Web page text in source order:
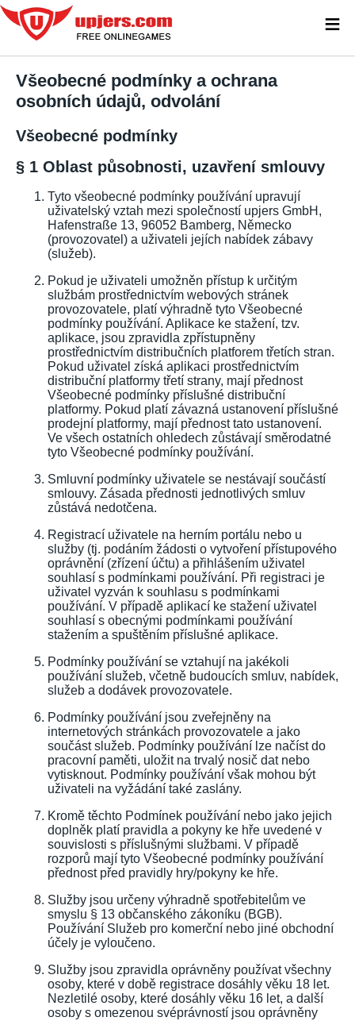
Všeobecné podmínky a ochrana
osobních údajů, odvolání
Všeobecné podmínky
§ 1 Oblast působnosti, uzavření smlouvy
Tyto všeobecné podmínky používání upravují
uživatelský vztah mezi společností upjers GmbH,
Hafenstraße 13, 96052 Bamberg, Německo
(provozovatel) a uživateli jejích nabídek zábavy
(služeb).
Pokud je uživateli umožněn přístup k určitým
službám prostřednictvím webových stránek
provozovatele, platí výhradně tyto Všeobecné
podmínky používání. Aplikace ke stažení, tzv.
aplikace, jsou zpravidla zpřístupněny
prostřednictvím distribučních platforem třetích stran.
Pokud uživatel získá aplikaci prostřednictvím
distribuční platformy třetí strany, mají přednost
Všeobecné podmínky příslušné distribuční
platformy. Pokud platí závazná ustanovení příslušné
prodejní platformy, mají přednost tato ustanovení.
Ve všech ostatních ohledech zůstávají směrodatné
tyto Všeobecné podmínky používání.
Smluvní podmínky uživatele se nestávají součástí
smlouvy. Zásada přednosti jednotlivých smluv
zůstává nedotčena.
Registrací uživatele na herním portálu nebo u
služby (tj. podáním žádosti o vytvoření přístupového
oprávnění (zřízení účtu) a přihlášením uživatel
souhlasí s podmínkami používání. Při registraci je
uživatel vyzván k souhlasu s podmínkami
používání. V případě aplikací ke stažení uživatel
souhlasí s obecnými podmínkami používání
stažením a spuštěním příslušné aplikace.
Podmínky používání se vztahují na jakékoli
používání služeb, včetně budoucích smluv, nabídek,
služeb a dodávek provozovatele.
Podmínky používání jsou zveřejněny na
internetových stránkách provozovatele a jako
součást služeb. Podmínky používání lze načíst do
pracovní paměti, uložit na trvalý nosič dat nebo
vytisknout. Podmínky používání však mohou být
uživateli na vyžádání také zaslány.
Kromě těchto Podmínek používání nebo jako jejich
doplněk platí pravidla a pokyny ke hře uvedené v
souvislosti s příslušnými službami. V případě
rozporů mají tyto Všeobecné podmínky používání
přednost před pravidly hry/pokyny ke hře.
Služby jsou určeny výhradně spotřebitelům ve
smyslu § 13 občanského zákoníku (BGB).
Používání Služeb pro komerční nebo jiné obchodní
účely je vyloučeno.
Služby jsou zpravidla oprávněny používat všechny
osoby, které v době registrace dosáhly věku 18 let.
Nezletilé osoby, které dosáhly věku 16 let, a další
osoby s omezenou svéprávností jsou oprávněny
≡